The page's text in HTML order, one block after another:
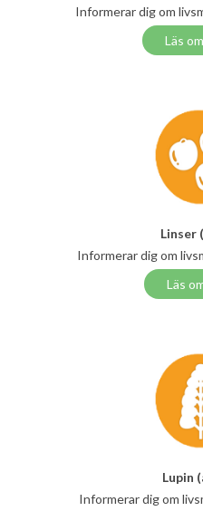
Informerar dig om
Läs
Linser
Informerar dig om
Läs
Lupin
Informerar dig om